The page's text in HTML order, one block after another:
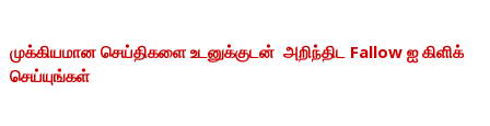
முக்கியமான செய்திகளை உடனுக்குடன் அறிந்திட Fallow ஐ கிளிக்
செய்யுங்கள்